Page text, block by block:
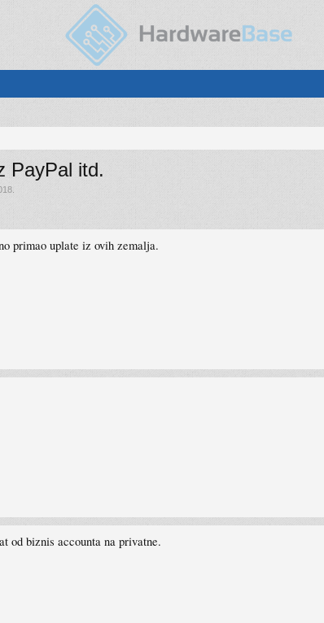
PayPal itd.
primao uplate iz ovih zemalja.
od biznis accounta na privatne.